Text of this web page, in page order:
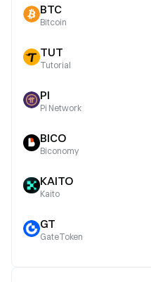
BTC
Bitcoin
TUT
Tutorial
PI
Pi Network
BICO
Biconomy
KAITO
Kaito
GT
GateToken